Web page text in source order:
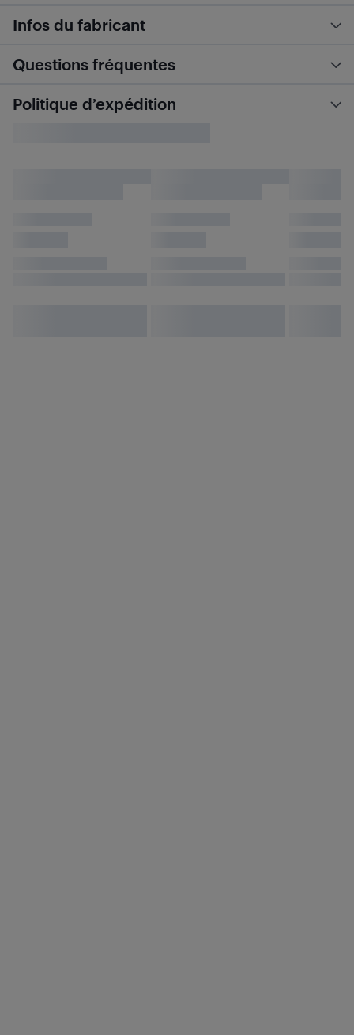
Infos du fabricant
Questions fréquentes
Politique d’expédition